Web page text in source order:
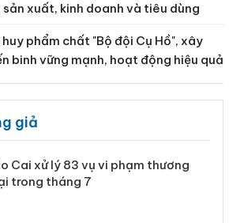
xuất, kinh doanh và tiêu dùng
phẩm chất "Bộ đội Cụ Hồ", xây
binh vững mạnh, hoạt động hiệu quả
giả
Cai xử lý 83 vụ vi phạm thương
trong tháng 7